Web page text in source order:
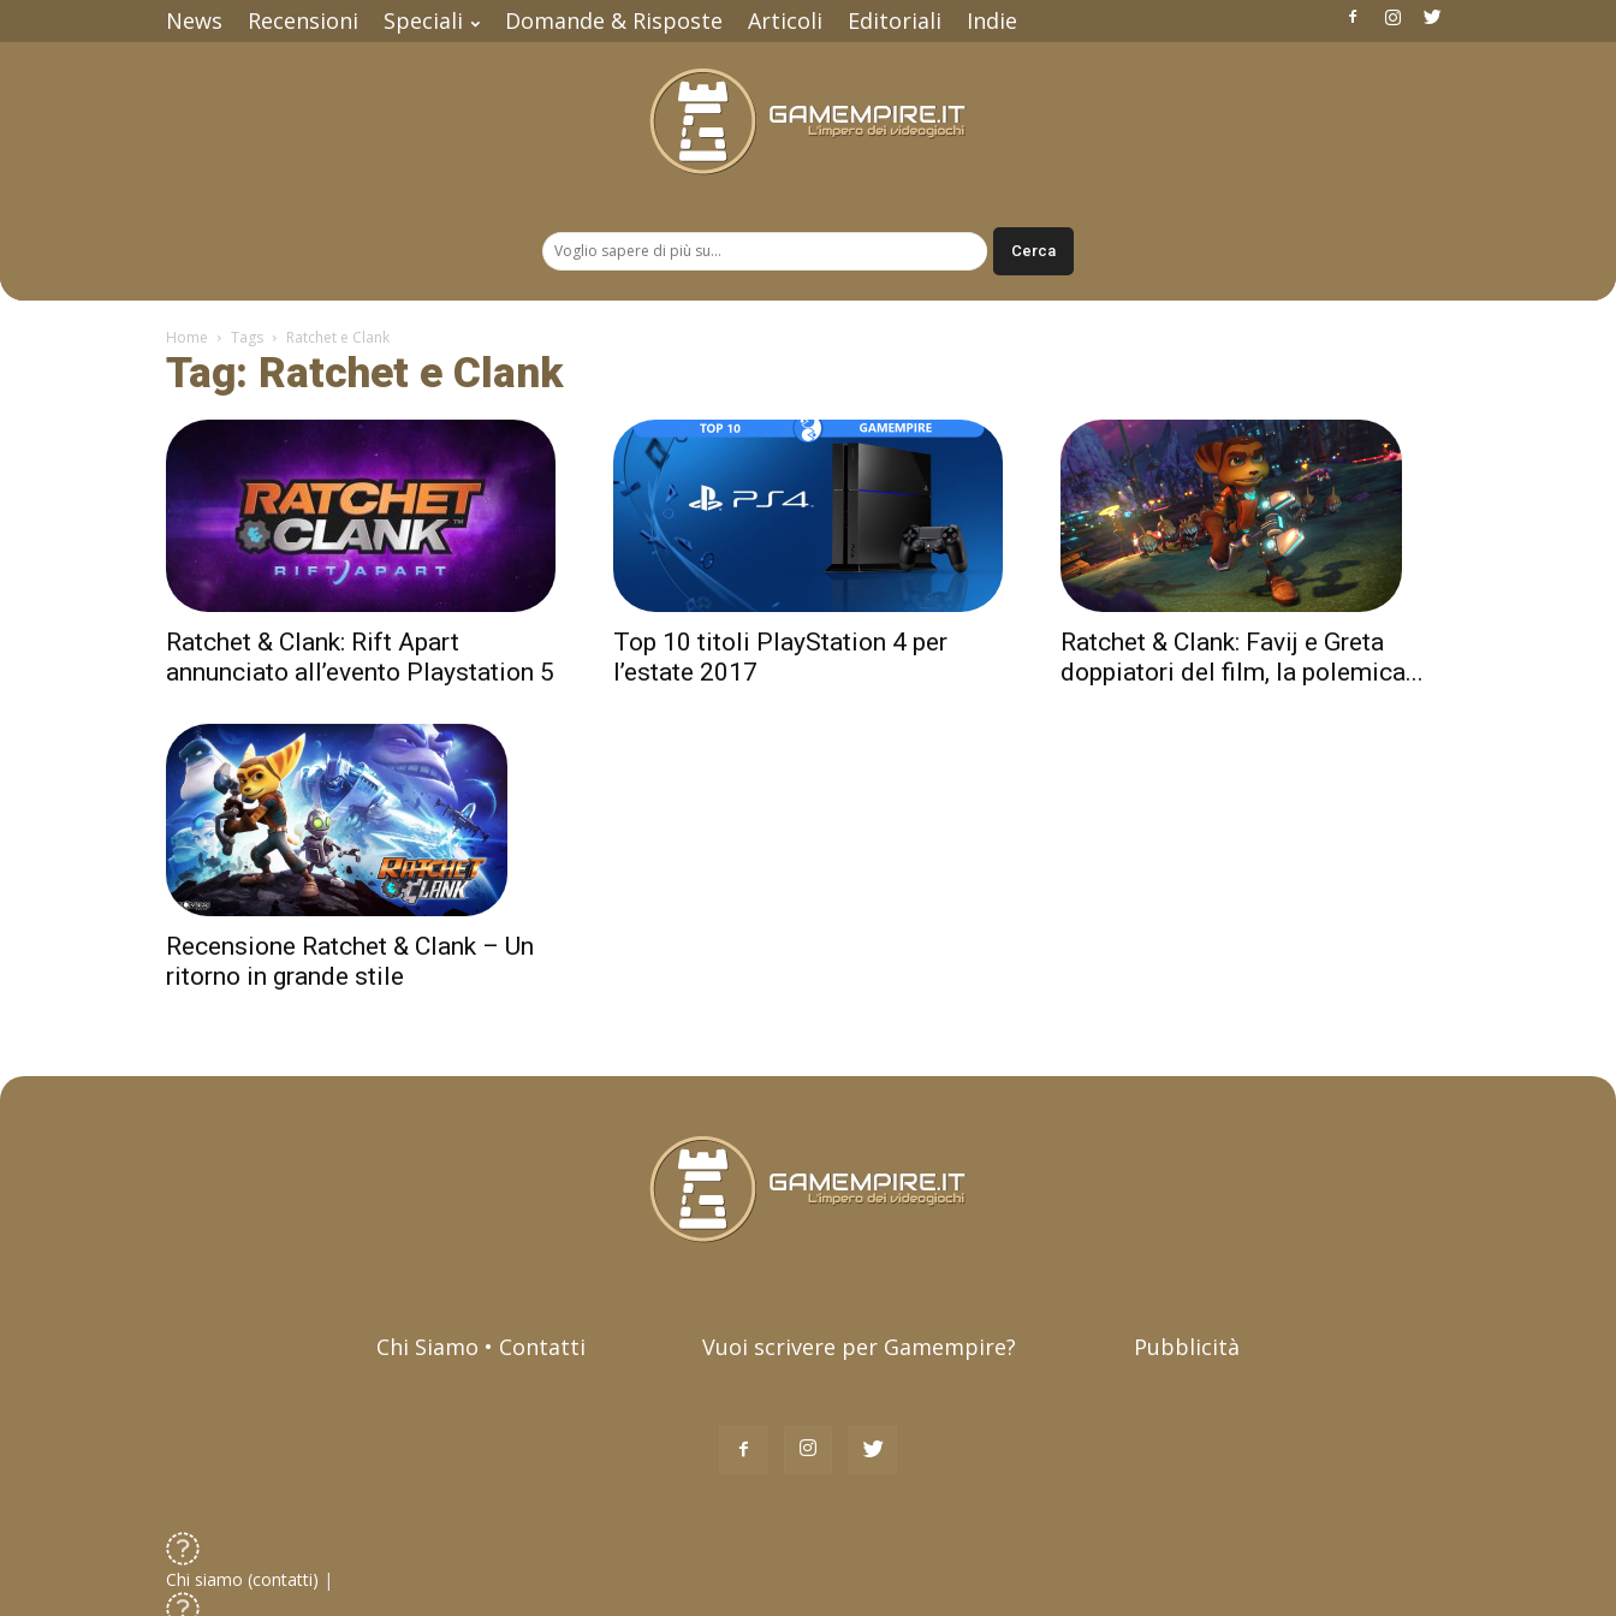
News Recensioni Speciali Domande & Risposte Articoli Editoriali Indie
Home Tags Ratchet e Clank
Tag: Ratchet e Clank
Ratchet & Clank: Rift Apart
annunciato all’evento Playstation 5
Top 10 titoli PlayStation 4 per
l’estate 2017
Ratchet & Clank: Favij e Greta
doppiatori del film, la polemica...
Recensione Ratchet & Clank – Un
ritorno in grande stile
Chi Siamo • Contatti Vuoi scrivere per Gamempire? Pubblicità
Chi siamo (contatti) |